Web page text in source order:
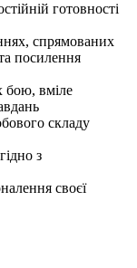
готовності
спрямованих
посилення
бою, вміле
складу
з
своєї